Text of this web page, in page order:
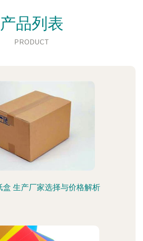
产品列表
PRODUCT
盒 生产厂家选择与价格解析